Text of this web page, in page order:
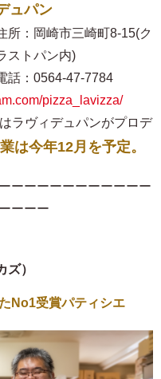
ュパン
所：岡崎市三崎町8-15(ク
ストパン内)
話：0564-47-7784
pizza_lavizza/
ラヴィデュパンがプロデ
は今年12月を予定。
ーーーーーーーーーーー
ーーー
）
No1受賞パティシエ